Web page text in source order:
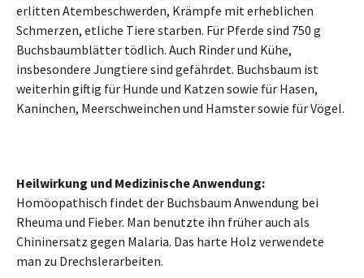
erlitten Atembeschwerden, Krämpfe mit erheblichen
Schmerzen, etliche Tiere starben. Für Pferde sind 750 g
Buchsbaumblätter tödlich. Auch Rinder und Kühe,
insbesondere Jungtiere sind gefährdet. Buchsbaum ist
weiterhin giftig für Hunde und Katzen sowie für Hasen,
Kaninchen, Meerschweinchen und Hamster sowie für Vögel.
Heilwirkung und Medizinische Anwendung:
Homöopathisch findet der Buchsbaum Anwendung bei
Rheuma und Fieber. Man benutzte ihn früher auch als
Chininersatz gegen Malaria. Das harte Holz verwendete
man zu Drechslerarbeiten.